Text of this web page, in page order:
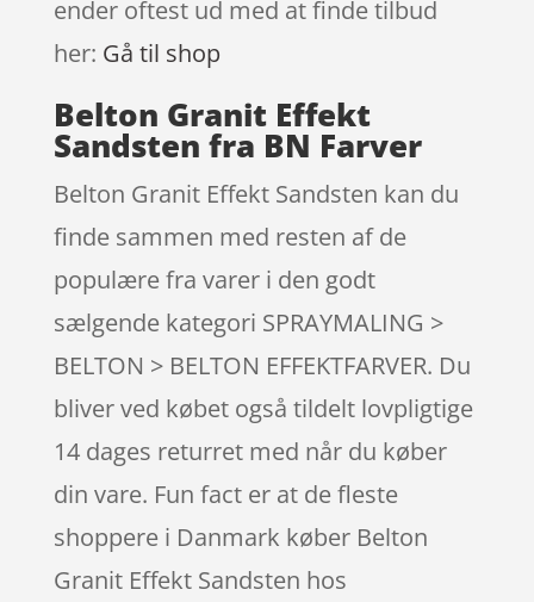
ender oftest ud med at finde tilbud
her: Gå til shop
Belton Granit Effekt
Sandsten fra BN Farver
Belton Granit Effekt Sandsten kan du
finde sammen med resten af de
populære fra varer i den godt
sælgende kategori SPRAYMALING >
BELTON > BELTON EFFEKTFARVER. Du
bliver ved købet også tildelt lovpligtige
14 dages returret med når du køber
din vare. Fun fact er at de fleste
shoppere i Danmark køber Belton
Granit Effekt Sandsten hos